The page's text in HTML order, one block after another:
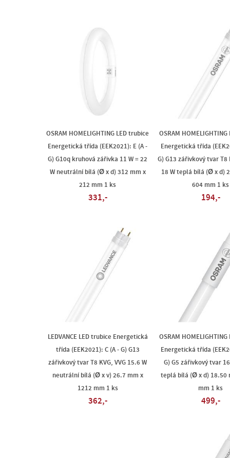
OSRAM HOMELIGHTING LED trubice
Energetická třída (EEK2021): E (A -
G) G10q kruhová zářivka 11 W = 22
W neutrální bílá (Ø x d) 312 mm x
212 mm 1 ks
331,-
OSRAM
Energetická třída
G) G13 zářivkový tvar T8
18 W teplá bílá (Ø x d)
604 mm 1 ks
194,-
LEDVANCE LED trubice Energetická
třída (EEK2021): C (A - G) G13
zářivkový tvar T8 KVG, VVG 15.6 W
neutrální bílá (Ø x v) 26.7 mm x
1212 mm 1 ks
362,-
OSRAM
Energetická třída
G) G5 zářivkový tvar 16
teplá bílá (Ø x d) 18.50
mm 1 ks
499,-